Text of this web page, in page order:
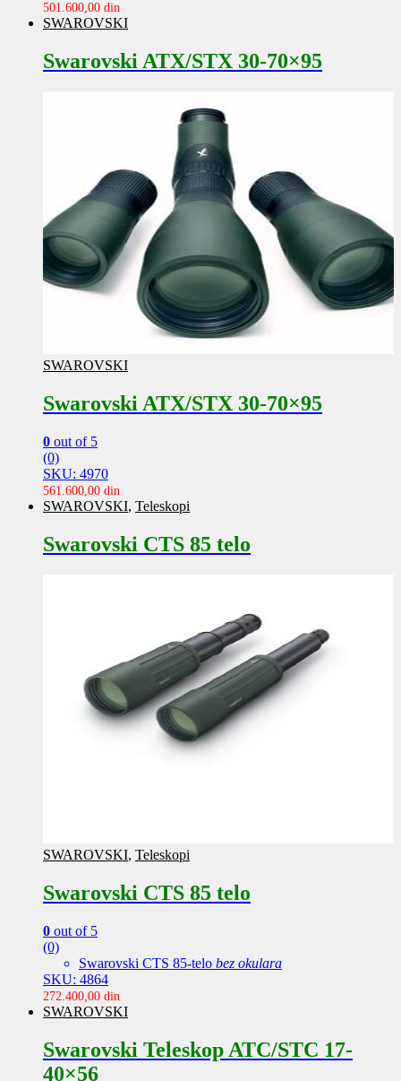
501.600,00 din
SWAROVSKI
Swarovski ATX/STX 30-70×95
SWAROVSKI
Swarovski ATX/STX 30-70×95
0 out of 5
(0)
SKU: 4970
561.600,00 din
SWAROVSKI, Teleskopi
Swarovski CTS 85 telo
SWAROVSKI, Teleskopi
Swarovski CTS 85 telo
0 out of 5
(0)
Swarovski CTS 85-telo bez okulara
SKU: 4864
272.400,00 din
SWAROVSKI
Swarovski Teleskop ATC/STC 17-
40×56